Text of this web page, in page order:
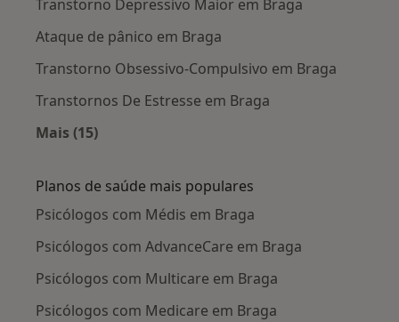
Transtorno Depressivo Maior em Braga
Ataque de pânico em Braga
Transtorno Obsessivo-Compulsivo em Braga
Transtornos De Estresse em Braga
Mais (15)
Planos de saúde mais populares
Psicólogos com Médis em Braga
Psicólogos com AdvanceCare em Braga
Psicólogos com Multicare em Braga
Psicólogos com Medicare em Braga